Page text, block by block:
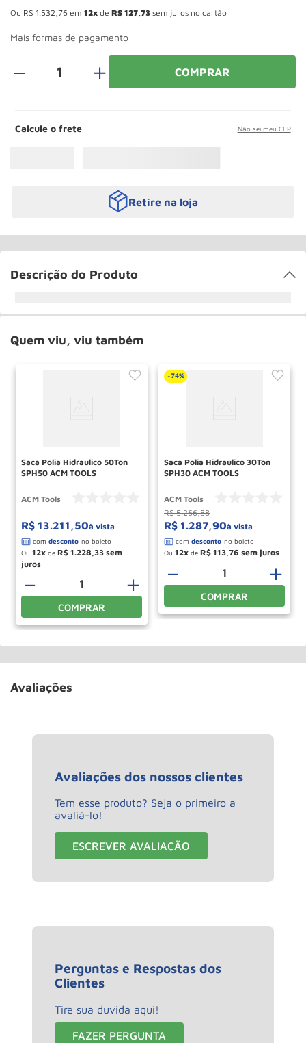
Ou R$ 1.532 76 em 12 de R$ 127 73 sem juros no cartão
Mais formas de pagamento
＋ COMPRAR
Calcule o frete Não sei meu CEP
Retire na loja
Descrição do Produto
Quem viu, viu também
Saca Polia Hidraulico 50Ton
SPH50 ACM TOOLS
ACM Tools
R$ 13.211 ,50à vista
Ou 12 de R$ 1.228,33
＋
－
COMPRAR
-74%
Saca Polia Hidraulico 30Ton
SPH30 ACM TOOLS
ACM Tools
R$ 5.266,88
R$ 1.287,90à vista
Ou 12 de R$ 113,76
＋
－
COMPRAR
Avaliações
Avaliações dos nossos clientes
Tem esse produto? Seja o primeiro a
avaliá-lo!
ESCREVER AVALIAÇÃO
Perguntas e Respostas dos
Clientes
Tire sua duvida aqui!
FAZER PERGUNTA
10º Rodizio